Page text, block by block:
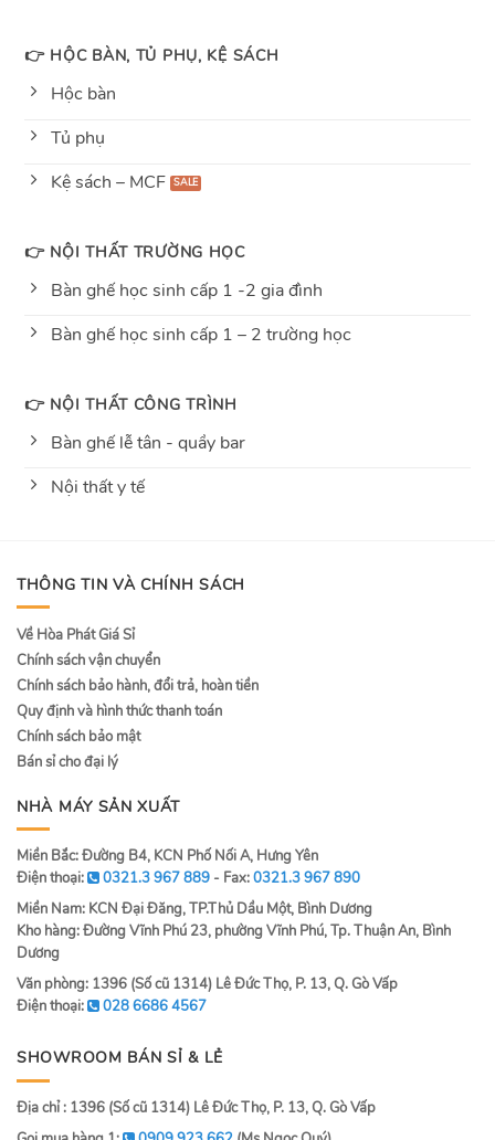
👉 HỘC BÀN, TỦ PHỤ, KỆ SÁCH
Hộc bàn
Tủ phụ
Kệ sách – MCF
👉 NỘI THẤT TRƯỜNG HỌC
Bàn ghế học sinh cấp 1 -2 gia đình
Bàn ghế học sinh cấp 1 – 2 trường học
👉 NỘI THẤT CÔNG TRÌNH
Bàn ghế lễ tân - quầy bar
Nội thất y tế
THÔNG TIN VÀ CHÍNH SÁCH
Về Hòa Phát Giá Sỉ
Chính sách vận chuyển
Chính sách bảo hành, đổi trả, hoàn tiền
Quy định và hình thức thanh toán
Chính sách bảo mật
Bán sỉ cho đại lý
NHÀ MÁY SẢN XUẤT
Miền Bắc: Đường B4, KCN Phố Nối A, Hưng Yên
Điện thoại:
0321.3 967 889 - Fax:0321.3 967 890
Miền Nam: KCN Đại Đăng, TP.Thủ Dầu Một, Bình Dương
Kho hàng: Đường Vĩnh Phú 23, phường Vĩnh Phú, Tp. Thuận An, Bình
Dương
Văn phòng: 1396 (Số cũ 1314) Lê Đức Thọ, P. 13, Q. Gò Vấp
Điện thoại:
028 6686 4567
SHOWROOM BÁN SỈ & LẺ
Địa chỉ : 1396 (Số cũ 1314) Lê Đức Thọ, P. 13, Q. Gò Vấp